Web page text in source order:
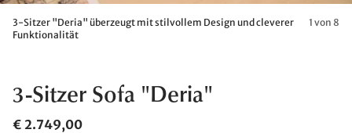
3-Sitzer "Deria" überzeugt mit stilvollem Design und cleverer
Funktionalität
1 von 8
3-Sitzer Sofa "Deria"
€ 2.749,00